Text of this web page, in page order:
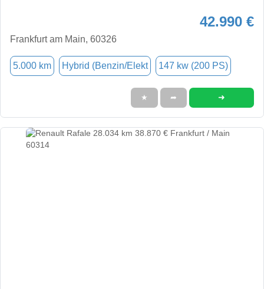
42.990 €
Frankfurt am Main, 60326
5.000 km Hybrid (Benzin/Elekt 147 kw (200 PS)
★ ➦ ➜